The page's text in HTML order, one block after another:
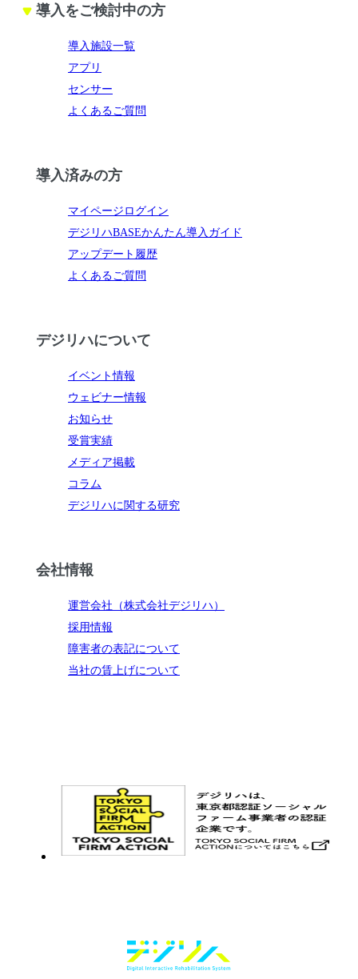
導入をご検討中の方
導入施設一覧
アプリ
センサー
よくあるご質問
導入済みの方
マイページログイン
デジリハBASEかんたん導入ガイド
アップデート履歴
よくあるご質問
デジリハについて
イベント情報
ウェビナー情報
お知らせ
受賞実績
メディア掲載
コラム
デジリハに関する研究
会社情報
運営会社（株式会社デジリハ）
採用情報
障害者の表記について
当社の賃上げについて